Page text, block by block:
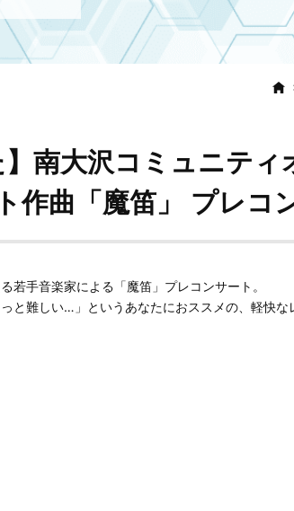
】南大沢コミュニティ
作曲「魔笛」 プレコ
若手音楽家による「魔笛」プレコンサート。
と難しい…」というあなたにおススメの、軽快な